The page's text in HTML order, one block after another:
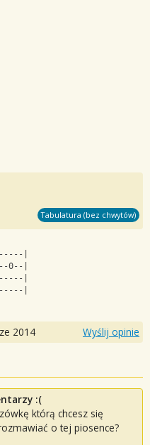
Tabulatura (bez chwytów)
|
0--|
|
|
2014 Wyślij opinie
:(
którą chcesz się
o tej piosence?